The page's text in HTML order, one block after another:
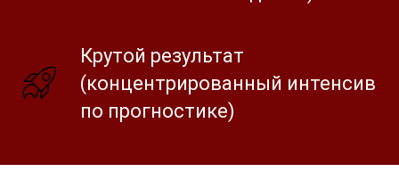
Крутой результат
(концентрированный интенсив
по прогностике)